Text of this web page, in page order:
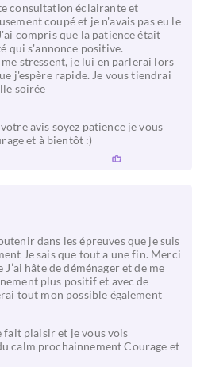
consultation éclairante et
coupé et je n'avais pas eu le
compris que la patience était
qui s'annonce positive.
stressent, je lui en parlerai lors
j'espère rapide. Je vous tiendrai
soirée
avis soyez patience je vous
et à bientôt :)
dans les épreuves que je suis
Je sais que tout a une fin. Merci
hâte de déménager et de me
plus positif et avec de
tout mon possible également
fait plaisir et je vous vois
calm prochainnement Courage et